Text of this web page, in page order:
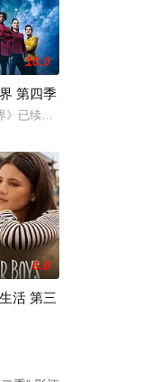
临着新
欢迎且意义重大的题材之
10.0
第四季
》已续订第四季。
身份在别国首都开展工作的
6.0
活 第三